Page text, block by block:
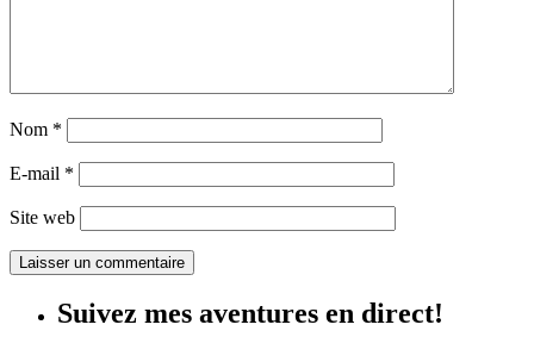
Nom *
E-mail *
Site web
Suivez mes aventures en direct!